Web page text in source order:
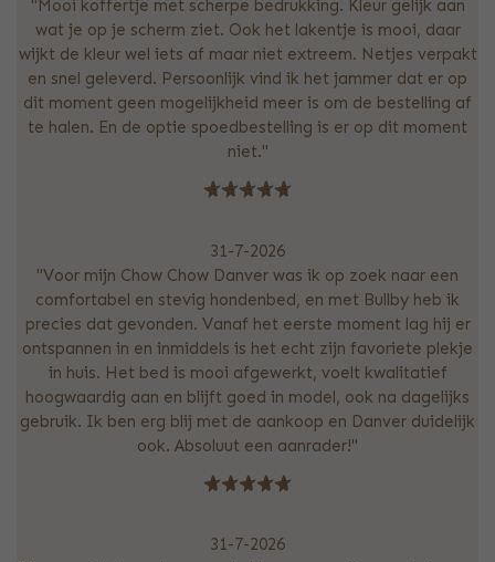
"Mooi koffertje met scherpe bedrukking. Kleur gelijk aan
wat je op je scherm ziet. Ook het lakentje is mooi, daar
wijkt de kleur wel iets af maar niet extreem. Netjes verpakt
en snel geleverd. Persoonlijk vind ik het jammer dat er op
dit moment geen mogelijkheid meer is om de bestelling af
te halen. En de optie spoedbestelling is er op dit moment
niet."
31-7-2026
"Voor mijn Chow Chow Danver was ik op zoek naar een
comfortabel en stevig hondenbed, en met Bullby heb ik
precies dat gevonden. Vanaf het eerste moment lag hij er
ontspannen in en inmiddels is het echt zijn favoriete plekje
in huis. Het bed is mooi afgewerkt, voelt kwalitatief
hoogwaardig aan en blijft goed in model, ook na dagelijks
gebruik. Ik ben erg blij met de aankoop en Danver duidelijk
ook. Absoluut een aanrader!"
31-7-2026